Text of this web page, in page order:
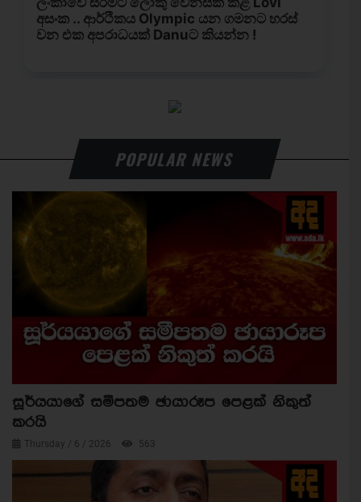
POPULAR NEWS
සූර්යයාගේ සමීපතම ඡායාරූප පෙළක් නිකුත්
කරයි
Thursday / 6 / 2026 563